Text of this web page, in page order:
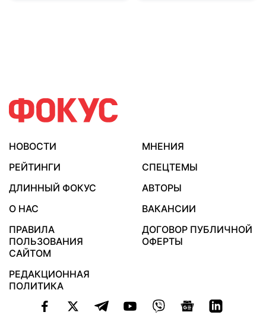
НОВОСТИ
МНЕНИЯ
РЕЙТИНГИ
СПЕЦТЕМЫ
ДЛИННЫЙ ФОКУС
АВТОРЫ
О НАС
ВАКАНСИИ
ПРАВИЛА
ПОЛЬЗОВАНИЯ
САЙТОМ
ДОГОВОР ПУБЛИЧНОЙ
ОФЕРТЫ
РЕДАКЦИОННАЯ
ПОЛИТИКА